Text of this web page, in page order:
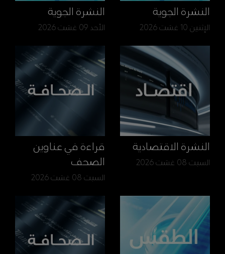
النشرة الجوية
الإثنين 10 غشت 2026
النشرة الجوية
الأحد 09 غشت 2026
النشرة الاقتصادية
السبت 08 غشت 2026
قراءة في عناوين
الصحف
السبت 08 غشت 2026